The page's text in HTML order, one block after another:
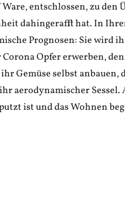
entschlossen, zu den
dahingerafft hat. In
Prognosen: Sie wird
Opfer erwerben,
Gemüse selbst anbauen,
aerodynamischer Sessel.
ist und das Wohnen